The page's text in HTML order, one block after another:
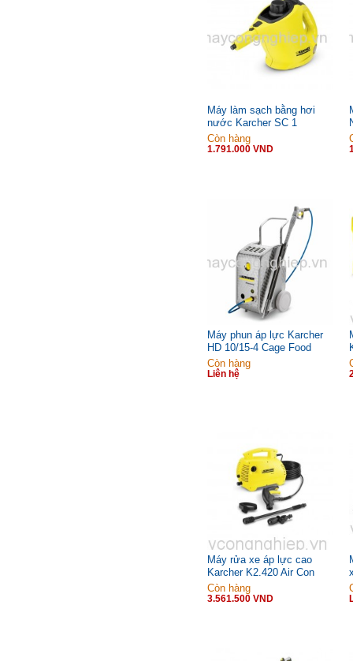
Máy làm sạch bằng hơi
nước Karcher SC 1
Premium
Còn hàng
1.791.000 VND
Máy phun áp lực Karcher
HD 10/15-4 Cage Food
Còn hàng
Liên hệ
Máy rửa xe áp lực cao
Karcher K2.420 Air Con
*KAP (1.601-110.0)
Còn hàng
3.561.500 VND